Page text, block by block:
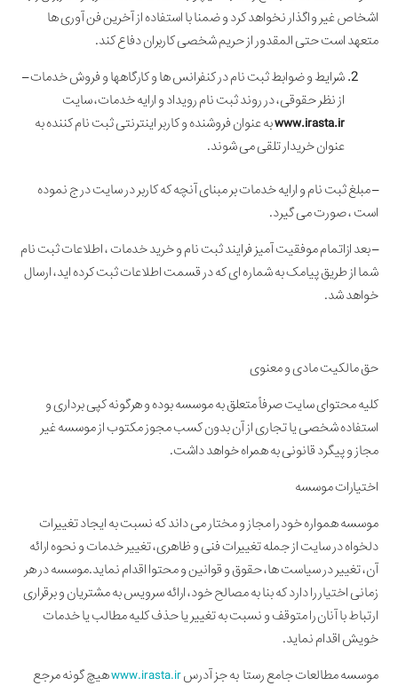
اشخاص غیر واگذار نخواهد کرد و ضمنا با استفاده از آخرین فن آوری ها
متعهد است حتی المقدور از حریم شخصی کاربران دفاع کند.
شرایط و ضوابط ثبت نام در کنفرانس ها و کارگاهها و فروش خدمات –
از نظر حقوقی، در روند ثبت نام رویداد و ارایه خدمات، سایت
www.irasta.irبه عنوان فروشنده و کاربر اینترنتی ثبت نام کننده به
عنوان خریدار تلقی می شوند.
– مبلغ ثبت نام و ارایه خدمات بر مبنای آنچه که کاربر در سایت درج نموده
است ، صورت می گیرد.
– بعد ازاتمام موفقیت آمیز فرایند ثبت نام و خرید خدمات ، اطلاعات ثبت نام
شما از طریق پیامک به شماره ای که در قسمت اطلاعات ثبت کرده اید، ارسال
خواهد شد.
حق مالکیت مادی و معنوی
کلیه محتوای سایت صرفاً متعلق به موسسه بوده و هرگونه کپی برداری و
استفاده شخصی یا تجاری از آن بدون کسب مجوز مکتوب از موسسه غیر
مجاز و پیگرد قانونی به همراه خواهد داشت.
اختیارات موسسه
موسسه همواره خود را مجاز و مختار می داند که نسبت به ایجاد تغییرات
دلخواه در سایت از جمله تغییرات فنی و ظاهری، تغییر خدمات و نحوه ارائه
آن، تغییر در سیاست ها، حقوق و قوانین و محتوا اقدام نماید.موسسه در هر
زمانی اختیار را دارد که بنا به مصالح خود، ارائه سرویس به مشتریان و برقراری
ارتباط با آنان را متوقف و نسبت به تغییر یا حذف کلیه مطالب یا خدمات
خویش اقدام نماید.
موسسه مطالعات جامع رستا به جز آدرسwww.irasta.irهیچ گونه مرجع